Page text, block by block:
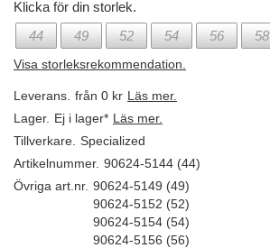
Klicka för din storlek.
44
49 52 54 56 58
Visa storleksrekommendation.
Leverans. från 0 kr Läs mer.
Lager. Ej i lager* Läs mer.
Tillverkare. Specialized
Artikelnummer. 90624-5144 (44)
Övriga art.nr. 90624-5149 (49)
90624-5152 (52)
90624-5154 (54)
90624-5156 (56)